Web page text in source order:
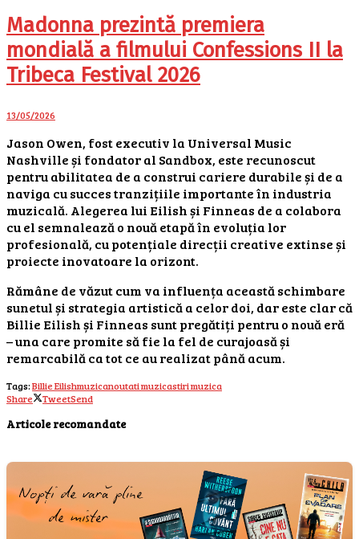
Madonna prezintă premiera
mondială a filmului Confessions II la
Tribeca Festival 2026
13/05/2026
Jason Owen, fost executiv la Universal Music
Nashville și fondator al Sandbox, este recunoscut
pentru abilitatea de a construi cariere durabile și de a
naviga cu succes tranzițiile importante în industria
muzicală. Alegerea lui Eilish și Finneas de a colabora
cu el semnalează o nouă etapă în evoluția lor
profesională, cu potențiale direcții creative extinse și
proiecte inovatoare la orizont.
Rămâne de văzut cum va influența această schimbare
sunetul și strategia artistică a celor doi, dar este clar că
Billie Eilish și Finneas sunt pregătiți pentru o nouă eră
– una care promite să fie la fel de curajoasă și
remarcabilă ca tot ce au realizat până acum.
Tags:Billie Eilishmuzicanoutati muzicastiri muzica
Share
TweetSend
Articole recomandate